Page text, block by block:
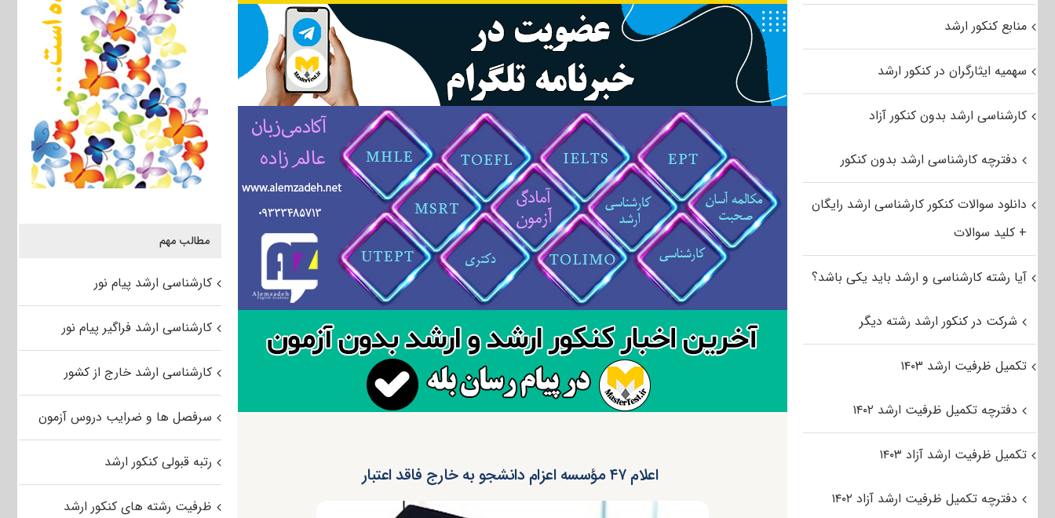
اعلام ۴۷ مؤسسه اعزام دانشجو به خارج فاقد اعتبار
مطالب مهم
کارشناسی ارشد پیام نور
کارشناسی ارشد فراگیر پیام نور
کارشناسی ارشد خارج از کشور
سرفصل ها و ضرایب دروس آزمون
رتبه قبولی کنکور ارشد
ظرفیت رشته های کنکور ارشد
منابع کنکور ارشد
سهمیه ایثارگران در کنکور ارشد
کارشناسی ارشد بدون کنکور آزاد
دفترچه کارشناسی ارشد بدون کنکور
دانلود سوالات کنکور کارشناسی ارشد رایگان
+ کلید سوالات
آیا رشته کارشناسی و ارشد باید یکی باشد؟
شرکت در کنکور ارشد رشته دیگر
تکمیل ظرفیت ارشد ۱۴۰۳
دفترچه تکمیل ظرفیت ارشد ۱۴۰۲
تکمیل ظرفیت ارشد آزاد ۱۴۰۳
دفترچه تکمیل ظرفیت ارشد آزاد ۱۴۰۲